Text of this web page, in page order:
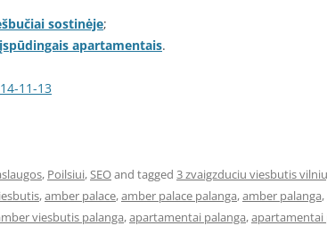
sostinėje;
apartamentais.
11-13
, Poilsiui,SEOand tagged 3 zvaigzduciu viesbutis
,amber palace,amber palace palanga,amber palanga,
viesbutis palanga,apartamentai palanga,apartamentai